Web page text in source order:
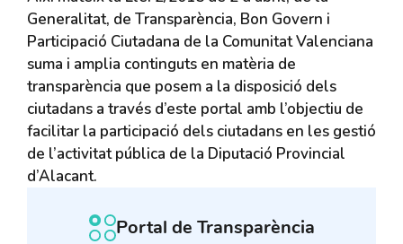
Generalitat, de Transparència, Bon Govern i
Participació Ciutadana de la Comunitat Valenciana
suma i amplia continguts en matèria de
transparència que posem a la disposició dels
ciutadans a través d’este portal amb l’objectiu de
facilitar la participació dels ciutadans en les gestió
de l’activitat pública de la Diputació Provincial
d’Alacant.
Portal de Transparència